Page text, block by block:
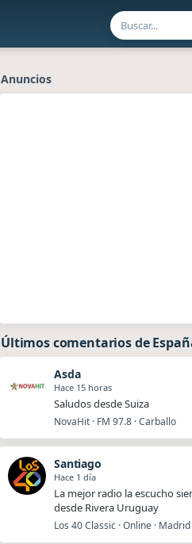
Anuncios
Últimos comentarios de
Asda
Hace 15 horas
Saludos desde Suiza
NovaHit · FM 97.8 · Carballo
Santiago
Hace 1 día
La mejor radio la escucho
desde Rivera Uruguay
Los 40 Classic · Online · Madrid